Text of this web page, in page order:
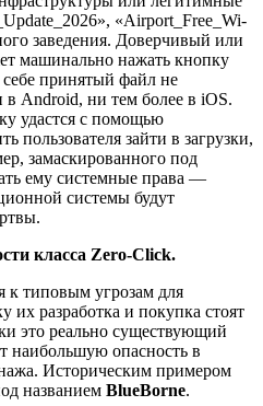
«Airport_Free_Wi-
заведения. Доверчивый или
машинально нажать кнопку
себе принятый файл не
в Android, ни тем более в iOS.
удастся с помощью
пользователя зайти в загрузки,
замаскированного под
ему системные права —
системы будут
класса Zero-Click.
к типовым угрозам для
их разработка и покупка стоят
это реально существующий
наибольшую опасность в
Историческим примером
названием BlueBorne.